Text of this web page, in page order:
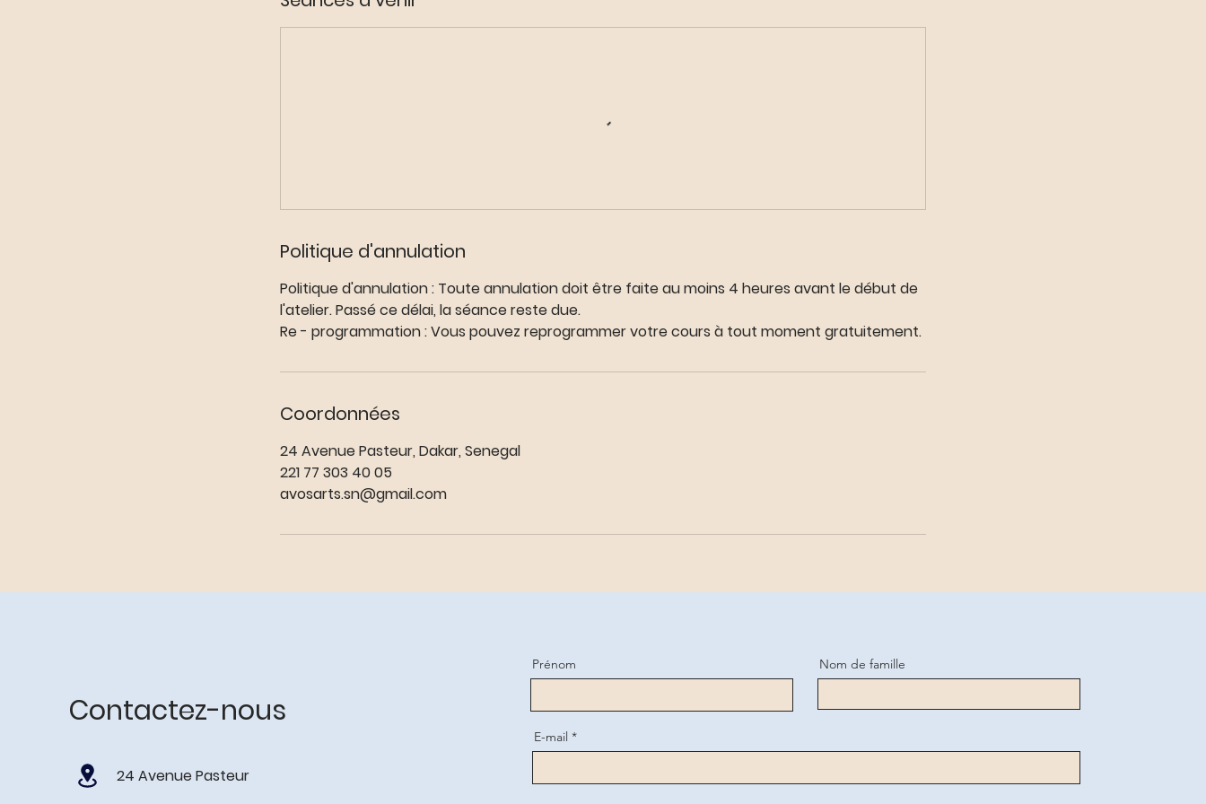
Politique d'annulation
Politique d'annulation : Toute annulation doit être faite au moins 4 heures avant le début de
l'atelier. Passé ce délai, la séance reste due.
Re - programmation : Vous pouvez reprogrammer votre cours à tout moment gratuitement.
Coordonnées
24 Avenue Pasteur, Dakar, Senegal
221 77 303 40 05
avosarts.sn@gmail.com
Contactez-nous
24 Avenue Pasteur
Prénom Nom de famille
E-mail